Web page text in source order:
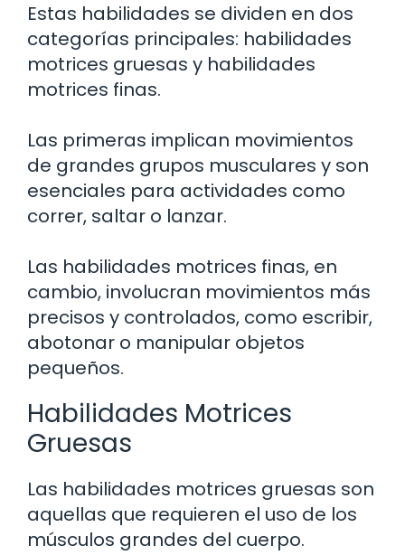
Estas habilidades se dividen en dos
categorías principales: habilidades
motrices gruesas y habilidades
motrices finas.
Las primeras implican movimientos
de grandes grupos musculares y son
esenciales para actividades como
correr, saltar o lanzar.
Las habilidades motrices finas, en
cambio, involucran movimientos más
precisos y controlados, como escribir,
abotonar o manipular objetos
pequeños.
Habilidades Motrices
Gruesas
Las habilidades motrices gruesas son
aquellas que requieren el uso de los
músculos grandes del cuerpo.